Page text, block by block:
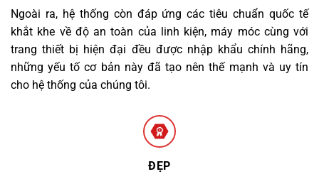
Ngoài ra, hệ thống còn đáp ứng các tiêu chuẩn quốc tế
khắt khe về độ an toàn của linh kiện, máy móc cùng với
trang thiết bị hiện đại đều được nhập khẩu chính hãng,
những yếu tố cơ bản này đã tạo nên thế mạnh và uy tín
cho hệ thống của chúng tôi.
ĐẸP